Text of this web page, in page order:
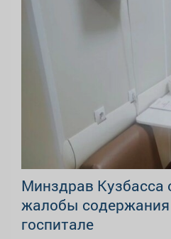
Минздрав Кузбасса
жалобы
госпитале